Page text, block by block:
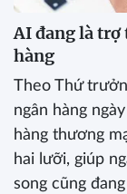
AI đang là trợ
hàng
Theo Thứ
ngân hàng
hàng thương
hai lưỡi, giúp
song cũng